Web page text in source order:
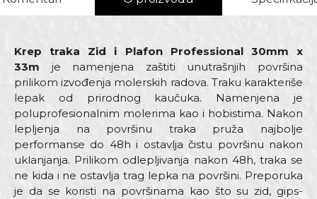
Krep traka Zid i Plafon Professional 30mm x
33m je namenjena zaštiti unutrašnjih površina
prilikom izvođenja molerskih radova. Traku karakteriše
lepak od prirodnog kaučuka. Namenjena je
poluprofesionalnim molerima kao i hobistima. Nakon
lepljenja na površinu traka pruža najbolje
performanse do 48h i ostavlja čistu površinu nakon
uklanjanja. Prilikom odlepljivanja nakon 48h, traka se
ne kida i ne ostavlja trag lepka na površini. Preporuka
je da se koristi na površinama kao što su zid, gips-